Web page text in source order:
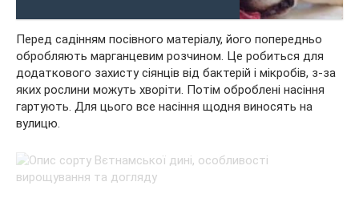
Перед садінням посівного матеріалу, його попередньо
обробляють марганцевим розчином. Це робиться для
додаткового захисту сіянців від бактерій і мікробів, з-за
яких рослини можуть хворіти. Потім оброблені насіння
гартують. Для цього все насіння щодня виносять на
вулицю.